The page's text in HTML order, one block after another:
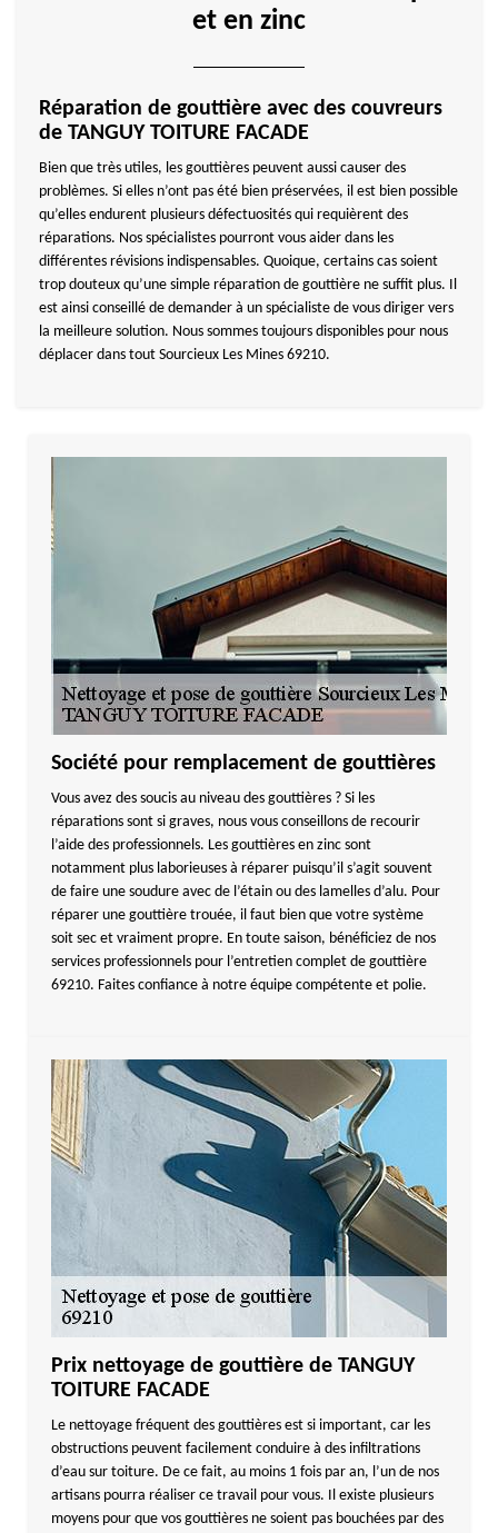
et en zinc
Réparation de gouttière avec des couvreurs
de TANGUY TOITURE FACADE
Bien que très utiles, les gouttières peuvent aussi causer des
problèmes. Si elles n’ont pas été bien préservées, il est bien possible
qu’elles endurent plusieurs défectuosités qui requièrent des
réparations. Nos spécialistes pourront vous aider dans les
différentes révisions indispensables. Quoique, certains cas soient
trop douteux qu’une simple réparation de gouttière ne suffit plus. Il
est ainsi conseillé de demander à un spécialiste de vous diriger vers
la meilleure solution. Nous sommes toujours disponibles pour nous
déplacer dans tout Sourcieux Les Mines 69210.
Société pour remplacement de gouttières
Vous avez des soucis au niveau des gouttières ? Si les
réparations sont si graves, nous vous conseillons de recourir
l’aide des professionnels. Les gouttières en zinc sont
notamment plus laborieuses à réparer puisqu’il s’agit souvent
de faire une soudure avec de l’étain ou des lamelles d’alu. Pour
réparer une gouttière trouée, il faut bien que votre système
soit sec et vraiment propre. En toute saison, bénéficiez de nos
services professionnels pour l’entretien complet de gouttière
69210. Faites confiance à notre équipe compétente et polie.
Prix nettoyage de gouttière de TANGUY
TOITURE FACADE
Le nettoyage fréquent des gouttières est si important, car les
obstructions peuvent facilement conduire à des infiltrations
d’eau sur toiture. De ce fait, au moins 1 fois par an, l’un de nos
artisans pourra réaliser ce travail pour vous. Il existe plusieurs
moyens pour que vos gouttières ne soient pas bouchées par des